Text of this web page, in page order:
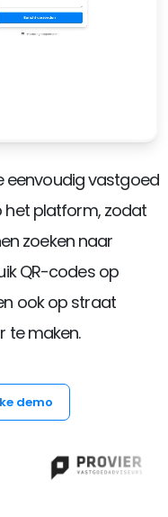
eenvoudig vastgoed
het platform, zodat
zoeken naar
QR-codes op
ook op straat
te maken.
demo